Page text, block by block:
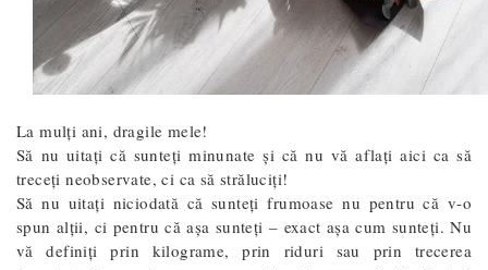
La mulți ani, dragile mele!
Să nu uitați că sunteți minunate și că nu vă aflați aici ca să
treceți neobservate, ci ca să străluciți!
Să nu uitați niciodată că sunteți frumoase nu pentru că v-o
spun alții, ci pentru că așa sunteți – exact așa cum sunteți. Nu
vă definiți prin kilograme, prin riduri sau prin trecerea